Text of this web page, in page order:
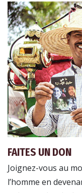
FAITES UN DON
Joignez-vous au
l’homme en